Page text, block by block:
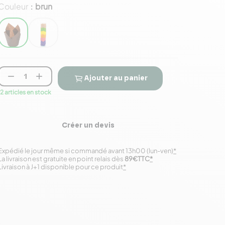
: brun
 
articles en stock
Ajouter au panier
Créer un devis
le jour même si commandé avant 13h00 (lun-ven)*
à J+1 disponible pour ce produit*
livraison est gratuite en point relais dès 89€TTC*